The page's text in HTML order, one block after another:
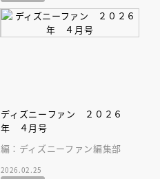
ディズニーファン ２０２６
年 ４月号
編：ディズニーファン編集部
2026.02.25